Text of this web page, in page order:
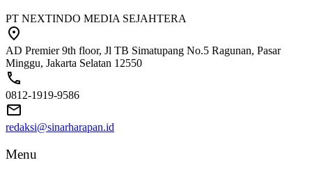
PT NEXTINDO MEDIA SEJAHTERA
AD Premier 9th floor, Jl TB Simatupang No.5 Ragunan, Pasar
Minggu, Jakarta Selatan 12550
0812-1919-9586
redaksi@sinarharapan.id
Menu